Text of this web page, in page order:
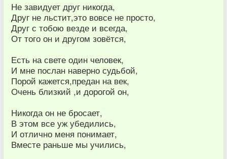
Не завидует друг никогда,
Друг не льстит,это вовсе не просто,
Друг с тобою везде и всегда,
От того он и другом зовётся,
Есть на свете один человек,
И мне послан наверно судьбой,
Порой кажется,предан на век,
Очень близкий ,и дорогой он,
Никогда он не бросает,
В этом все уж убедились,
И отлично меня понимает,
Вместе раньше мы учились,